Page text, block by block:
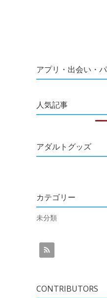
アプリ・出会い・
人気記事
アダルトグッズ
カテゴリー
未分類
CONTRIBUTORS